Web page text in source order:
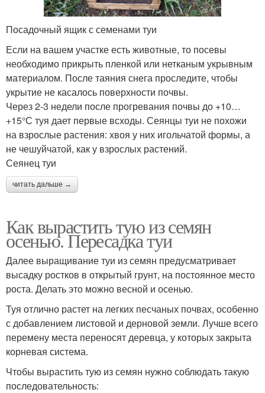
Посадочный ящик с семенами туи
Если на вашем участке есть животные, то посевы
необходимо прикрыть пленкой или нетканым укрывным
материалом. После таяния снега проследите, чтобы
укрытие не касалось поверхности почвы.
Через 2-3 недели после прогревания почвы до +10…
+15°С туя дает первые всходы. Сеянцы туи не похожи
на взрослые растения: хвоя у них игольчатой формы, а
не чешуйчатой, как у взрослых растений.
Сеянец туи
читать дальше →
Как вырастить тую из семян
осенью. Пересадка туи
Далее выращивание туи из семян предусматривает
высадку ростков в открытый грунт, на постоянное место
роста. Делать это можно весной и осенью.
Туя отлично растет на легких песчаных почвах, особенно
с добавлением листовой и дерновой земли. Лучше всего
перемену места переносят деревца, у которых закрыта
корневая система.
Чтобы вырастить тую из семян нужно соблюдать такую
последовательность: